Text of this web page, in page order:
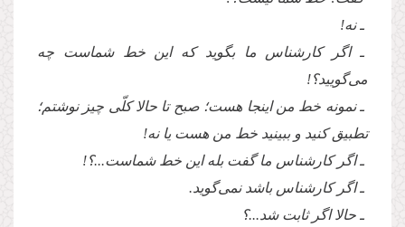
ـ نه!
ـ اگر كارشناس ما بگوید كه این خط شماست چه
مى‌گو‌یید؟!
ـ نمونه خط من اینجا هست؛ صبح تا حالا كلّى چیز نوشتم؛
تطبیق كنید و ببینید خط من هست یا نه!
ـ اگر كارشناس ما گفت بله این خط شماست...؟!
ـ اگر كارشناس باشد نمى‌گوید.
ـ حالا اگر ثابت شد...؟